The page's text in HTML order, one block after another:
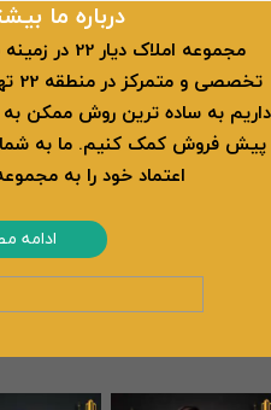
​​درباره ما
مجموعه
داریم به ساده ترین روش ممکن به
پیش فروش کمک کنیم. ما به
اعتماد خود را به
ادامه